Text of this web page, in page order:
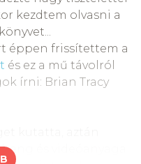
48%-a online
58% netezik
8-9 évesek 48%-a
kezdtem olvasni a
éppen frissítettem a
és ez a mű távolról
írni: Brian Tracy
és videóanyaga